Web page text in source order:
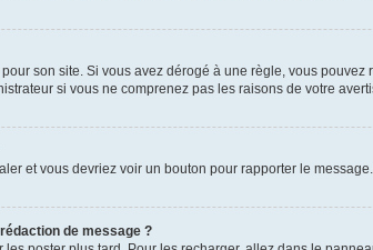
son site. Si vous avez dérogé à une règle, vous
si vous ne comprenez pas les raisons de votre
et vous devriez voir un bouton pour rapporter le
de message ?